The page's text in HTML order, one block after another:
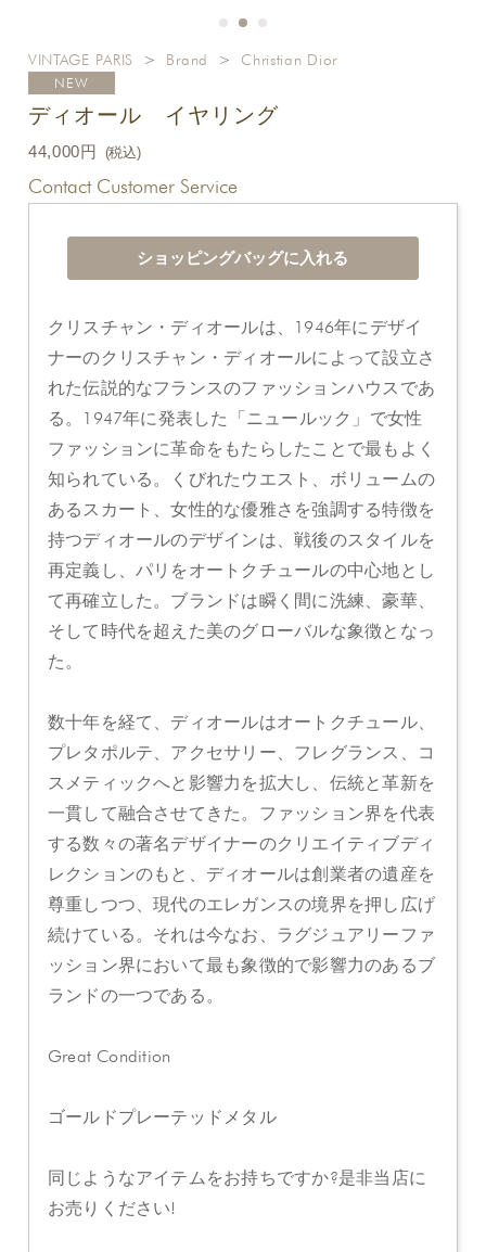
VINTAGE PARIS > Brand > Christian Dior
NEW
ディオール イヤリング
44,000円 (税込)
Contact Customer Service
クリスチャン・ディオールは、1946年にデザイ
ナーのクリスチャン・ディオールによって設立さ
れた伝説的なフランスのファッションハウスであ
る。1947年に発表した「ニュールック」で女性
ファッションに革命をもたらしたことで最もよく
知られている。くびれたウエスト、ボリュームの
あるスカート、女性的な優雅さを強調する特徴を
持つディオールのデザインは、戦後のスタイルを
再定義し、パリをオートクチュールの中心地とし
て再確立した。ブランドは瞬く間に洗練、豪華、
そして時代を超えた美のグローバルな象徴となっ
た。
数十年を経て、ディオールはオートクチュール、
プレタポルテ、アクセサリー、フレグランス、コ
スメティックへと影響力を拡大し、伝統と革新を
一貫して融合させてきた。ファッション界を代表
する数々の著名デザイナーのクリエイティブディ
レクションのもと、ディオールは創業者の遺産を
尊重しつつ、現代のエレガンスの境界を押し広げ
続けている。それは今なお、ラグジュアリーファ
ッション界において最も象徴的で影響力のあるブ
ランドの一つである。
Great Condition
ゴールドプレーテッドメタル
同じようなアイテムをお持ちですか?是非当店に
お売りください!